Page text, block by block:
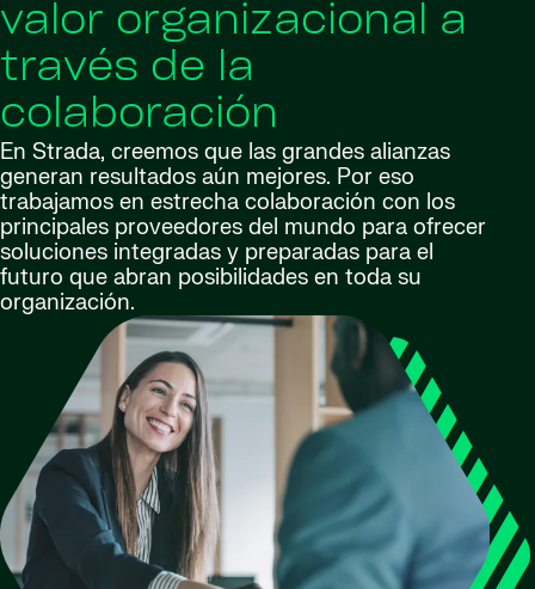
valor organizacional a
través de la
colaboración
En Strada, creemos que las grandes alianzas
generan resultados aún mejores. Por eso
trabajamos en estrecha colaboración con los
principales proveedores del mundo para ofrecer
soluciones integradas y preparadas para el
futuro que abran posibilidades en toda su
organización.